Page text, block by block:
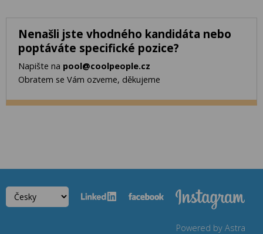
Nenašli jste vhodného kandidáta nebo
poptáváte specifické pozice?
Napište na pool@coolpeople.cz
Obratem se Vám ozveme, děkujeme
Powered by Astra